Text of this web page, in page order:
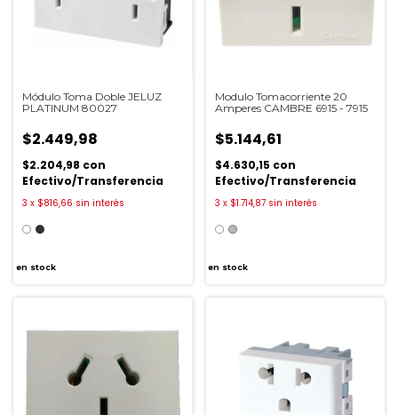
Módulo Toma Doble JELUZ
PLATINUM 80027
$2.449,98
$2.204,98 con
Efectivo/Transferencia
3 x $816,66 sin interés
en stock
Modulo Tomacorriente 20
Amperes CAMBRE 6915 - 7915
$5.144,61
$4.630,15 con
Efectivo/Transferencia
3 x $1.714,87 sin interés
en stock